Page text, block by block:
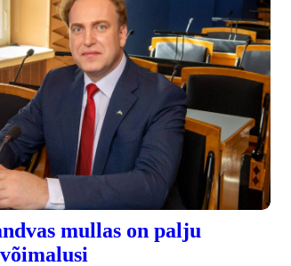
mullas on palju